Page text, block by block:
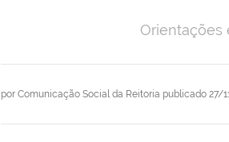
por Comunicação Social da Reitoria publicado 27/
Orientações